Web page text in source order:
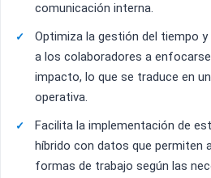
comunicación interna.
Optimiza la gestión del tiempo y
a los colaboradores a
impacto, lo que se traduce en
operativa.
Facilita la implementación de
híbrido con datos que permiten
formas de trabajo según las